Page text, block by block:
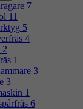
7
11
5
4
2
1
3
3
1
6